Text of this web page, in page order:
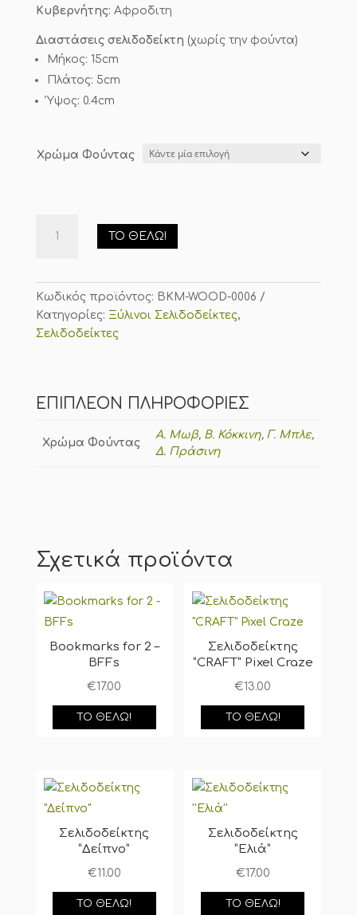
Κυβερνήτης: Αφροδιτη
Διαστάσεις σελιδοδείκτη (χωρίς την φούντα)
Μήκος: 15cm
Πλάτος: 5cm
Ύψος: 0.4cm
Χρώμα Φούντας
Ξύλινος
ποσότητα
ΤΟ ΘΈΛΩ!
Κωδικός προϊόντος: BKM-WOOD-0006
Κατηγορίες: Ξύλινοι Σελιδοδείκτες,
Σελιδοδείκτες
ΕΠΙΠΛΈΟΝ ΠΛΗΡΟΦΟΡΊΕΣ
Χρώμα Φούντας
Α. Μωβ, Β. Κόκκινη, Γ. Μπλε,
Δ. Πράσινη
Σχετικά προϊόντα
Bookmarks for 2 –
BFFs
€17.00
ΤΟ ΘΈΛΩ!
Σελιδοδείκτης
“CRAFT” Pixel Craze
€13.00
ΤΟ ΘΈΛΩ!
Σελιδοδείκτης
“Δείπνο”
€11.00
ΤΟ ΘΈΛΩ!
Σελιδοδείκτης
”Ελιά”
€17.00
ΤΟ ΘΈΛΩ!